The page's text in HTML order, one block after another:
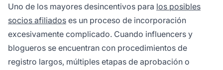
Uno de los mayores desincentivos para los posibles
socios afiliados es un proceso de incorporación
excesivamente complicado. Cuando influencers y
blogueros se encuentran con procedimientos de
registro largos, múltiples etapas de aprobación o